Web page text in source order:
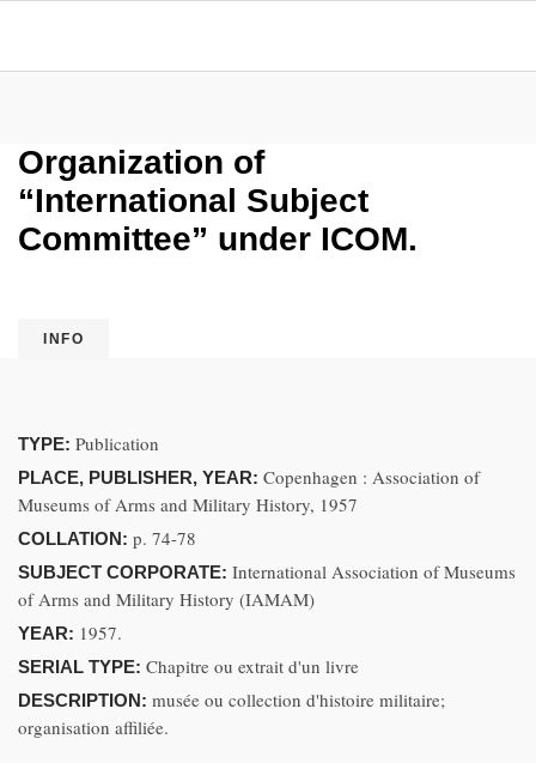
Organization of
“International Subject
Committee” under ICOM.
INFO
TYPE: Publication
PLACE, PUBLISHER, YEAR: Copenhagen : Association of
Museums of Arms and Military History, 1957
COLLATION: p. 74-78
SUBJECT CORPORATE: International Association of Museums
of Arms and Military History (IAMAM)
YEAR: 1957.
SERIAL TYPE: Chapitre ou extrait d'un livre
DESCRIPTION: musée ou collection d'histoire militaire;
organisation affiliée.